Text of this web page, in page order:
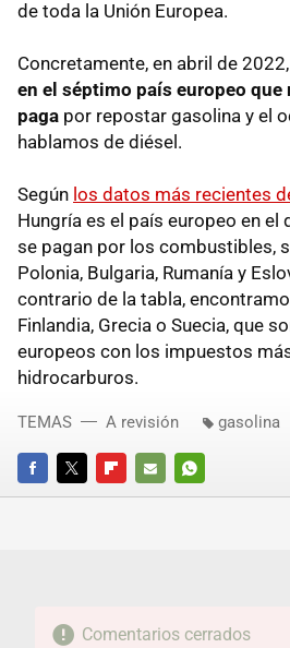
de toda la Unión Europea.
Concretamente, en abril de 2022,
en el séptimo país europeo
paga por repostar gasolina y el
hablamos de diésel.
Según los datos más recientes
Hungría es el país europeo en
se pagan por los combustibles,
Polonia, Bulgaria, Rumanía y
contrario de la tabla,
Finlandia, Grecia o Suecia, que
europeos con los impuestos
hidrocarburos.
FACEBOOKTWITTERFLIPBOARD
E-
WHATSAPP
TEMAS A revisión gasolina
Comentarios cerrados